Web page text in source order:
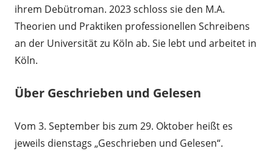
ihrem Debütroman. 2023 schloss sie den M.A.
Theorien und Praktiken professionellen Schreibens
an der Universität zu Köln ab. Sie lebt und arbeitet in
Köln.
Über Geschrieben und Gelesen
Vom 3. September bis zum 29. Oktober heißt es
jeweils dienstags „Geschrieben und Gelesen“.